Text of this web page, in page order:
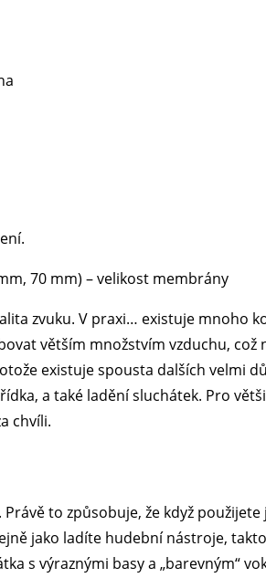
70 mm) – velikost membrány
zvuku. V praxi… existuje mnoho
větším množstvím vzduchu, což
existuje spousta dalších velmi
a také ladění sluchátek. Pro
chvíli.
to způsobuje, že když
jako ladíte hudební nástroje,
s výraznými basy a „barevným“